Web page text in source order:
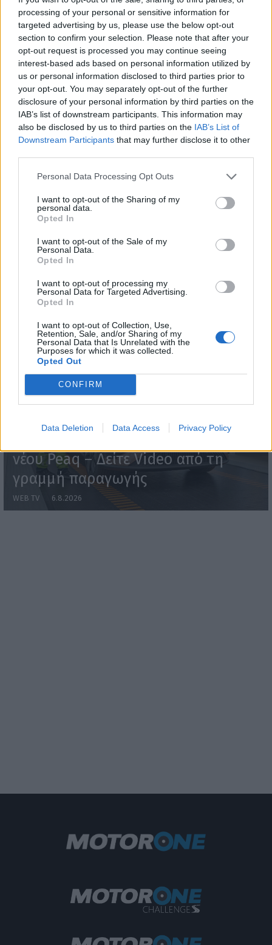
processing of your personal or sensitive information for
targeted advertising by us, please use the below opt-out
section to confirm your selection. Please note that after your
opt-out request is processed you may continue seeing
interest-based ads based on personal information utilized by
us or personal information disclosed to third parties prior to
your opt-out. You may separately opt-out of the further
disclosure of your personal information by third parties on the
IAB’s list of downstream participants. This information may
also be disclosed by us to third parties on the IAB’s List of
Downstream Participants that may further disclose it to other
Personal Data Processing Opt Outs
I want to opt-out of the Sharing of my
personal data.
Opted In
I want to opt-out of the Sale of my
Personal Data.
Opted In
I want to opt-out of processing my
Personal Data for Targeted Advertising.
Opted In
I want to opt-out of Collection, Use,
Retention, Sale, and/or Sharing of my
Personal Data that Is Unrelated with the
Purposes for which it was collected.
Opted Out
CONFIRM
Data Deletion Data Access Privacy Policy
7.8.2026
WEBTV
νέου Peaq – Δείτε Video από τη
γραμμή παραγωγής
WEB TV 6.8.2026